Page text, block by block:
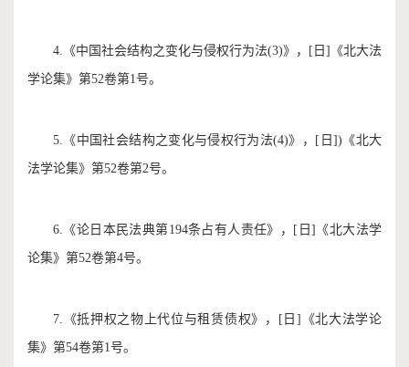
4.《中国社会结构之变化与侵权行为法(3)》，[日]《北大法
学论集》第52卷第1号。
5.《中国社会结构之变化与侵权行为法(4)》，[日])《北大
法学论集》第52卷第2号。
6.《论日本民法典第194条占有人责任》，[日]《北大法学
论集》第52卷第4号。
7.《抵押权之物上代位与租赁债权》，[日]《北大法学论
集》第54卷第1号。